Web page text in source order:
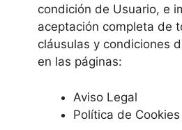
condición de Usuario, e
aceptación completa de
cláusulas y condiciones
en las páginas:
Aviso Legal
Política de Cookies